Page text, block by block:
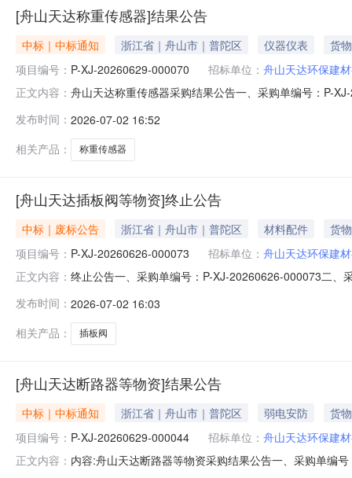
[舟山天达称重传感器]结果公告
中标｜中标通知 浙江省｜舟山市｜普陀区 仪器仪表
货物
项目编号： P-XJ-20260629-000070 招标单位： 舟山天达环保建
正文内容： 舟山天达称重传感器采购结果公告一、采购单编号：P-
称采购数量计量单位税率交付时间交货地点采购需求单
发布时间： 2026-07-02 16:52
相关产品：
称重传感器
[舟山天达插板阀等物资]终止公告
中标｜废标公告 浙江省｜舟山市｜普陀区 材料配件
货物
项目编号： P-XJ-20260626-000073 招标单位： 舟山天达环保建
正文内容： 终止公告一、采购单编号：P-XJ-20260626-000073二
板阀\PZ73H-10C\DN300\WCB\手动2只13%2026-08-30
发布时间： 2026-07-02 16:03
相关产品：
插板阀
[舟山天达断路器等物资]结果公告
中标｜中标通知 浙江省｜舟山市｜普陀区 弱电安防
货物
项目编号： P-XJ-20260629-000044 招标单位： 舟山天达环保建
正文内容： 内容:舟山天达断路器等物资采购结果公告一、采购单编